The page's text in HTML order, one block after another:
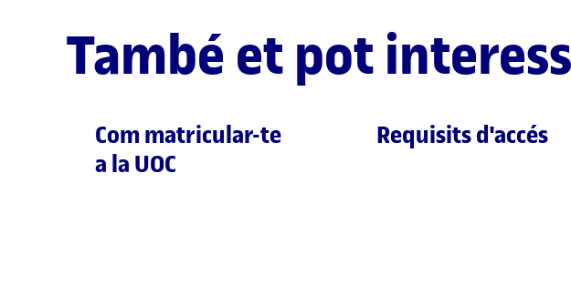
També et pot
Com matricular-te
a la UOC
Requisits d'accés